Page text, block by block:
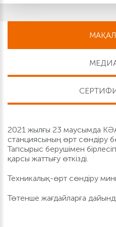
2021 жылғы 23 маусымда
станциясының өрт сөндіру
Тапсырыс берушімен
қарсы жаттығу өткізді.
Техникалық-өрт сөндіру
Төтенше жағдайларға